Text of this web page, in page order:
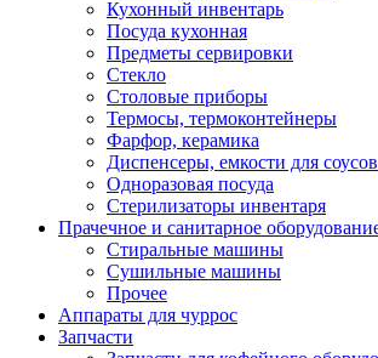
Кухонный инвентарь
Посуда кухонная
Предметы сервировки
Стекло
Столовые приборы
Термосы, термоконтейнеры
Фарфор, керамика
Диспенсеры, емкости для соусов
Одноразовая посуда
Стерилизаторы инвентаря
Прачечное и санитарное
Стиральные машины
Сушильные машины
Прочее
Аппараты для чуррос
Запчасти